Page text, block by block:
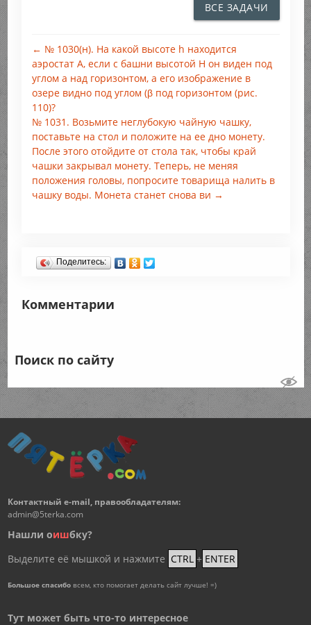
ВСЕ ЗАДАЧИ
← № 1030(н). На какой высоте h находится
аэростат А, если с башни высотой Н он виден под
углом а над горизонтом, а его изображение в
озере видно под углом (β под горизонтом (рис.
110)?
№ 1031. Возьмите неглубокую чайную чашку,
поставьте на стол и положите на ее дно монету.
После этого отойдите от стола так, чтобы край
чашки закрывал монету. Теперь, не меняя
положения головы, попросите товарища налить в
чашку воды. Монета станет снова ви →
Поделитесь:
Комментарии
Поиск по сайту
Контактный e-mail, правообладателям:
admin@5terka.com
Нашли оишбку?
Выделите её мышкой и нажмите CTRL + ENTER
Большое спасибовсем, кто помогает делать сайт лучше! =)
Тут может быть что-то интересное